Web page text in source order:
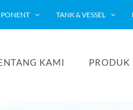
TANK & VESSEL
KAMI PRODUK